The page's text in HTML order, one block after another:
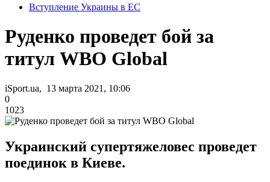
Вступление Украины в ЕС
Руденко проведет бой за
титул WBO Global
iSport.ua, 13 марта 2021, 10:06
0
1023
Украинский супертяжеловес проведет
поединок в Киеве.